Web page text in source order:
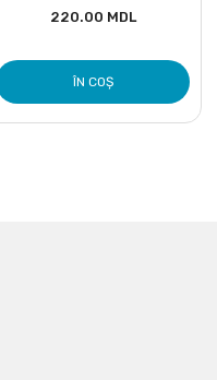
220.00 MDL
ÎN COȘ